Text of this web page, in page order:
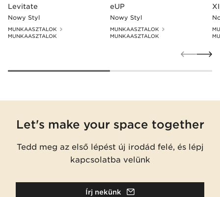
Levitate
Nowy Styl
MUNKAASZTALOK
MUNKAASZTALOK
eUP
Nowy Styl
MUNKAASZTALOK
MUNKAASZTALOK
Let's make your space together
Tedd meg az első lépést új irodád felé, és lépj
kapcsolatba velünk
Írj nekünk